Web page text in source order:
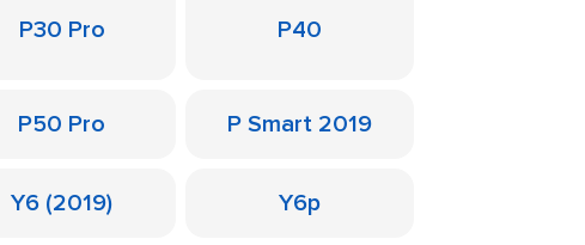
P30 Pro P40
P50 Pro P Smart 2019
Y6 (2019) Y6p